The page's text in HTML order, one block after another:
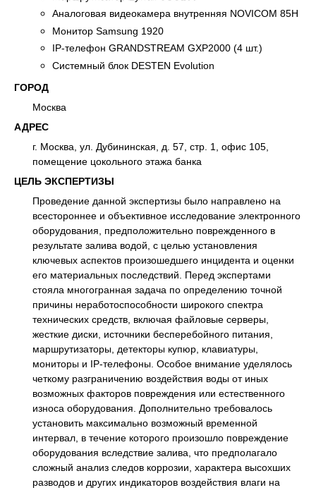
Аналоговая видеокамера внутренняя NOVICOM 85H
Монитор Samsung 1920
IP-телефон GRANDSTREAM GXP2000 (4 шт.)
Системный блок DESTEN Evolution
ГОРОД
Москва
АДРЕС
г. Москва, ул. Дубининская, д. 57, стр. 1, офис 105,
помещение цокольного этажа банка
ЦЕЛЬ ЭКСПЕРТИЗЫ
Проведение данной экспертизы было направлено на
всестороннее и объективное исследование электронного
оборудования, предположительно поврежденного в
результате залива водой, с целью установления
ключевых аспектов произошедшего инцидента и оценки
его материальных последствий. Перед экспертами
стояла многогранная задача по определению точной
причины неработоспособности широкого спектра
технических средств, включая файловые серверы,
жесткие диски, источники бесперебойного питания,
маршрутизаторы, детекторы купюр, клавиатуры,
мониторы и IP-телефоны. Особое внимание уделялось
четкому разграничению воздействия воды от иных
возможных факторов повреждения или естественного
износа оборудования. Дополнительно требовалось
установить максимально возможный временной
интервал, в течение которого произошло повреждение
оборудования вследствие залива, что предполагало
сложный анализ следов коррозии, характера высохших
разводов и других индикаторов воздействия влаги на